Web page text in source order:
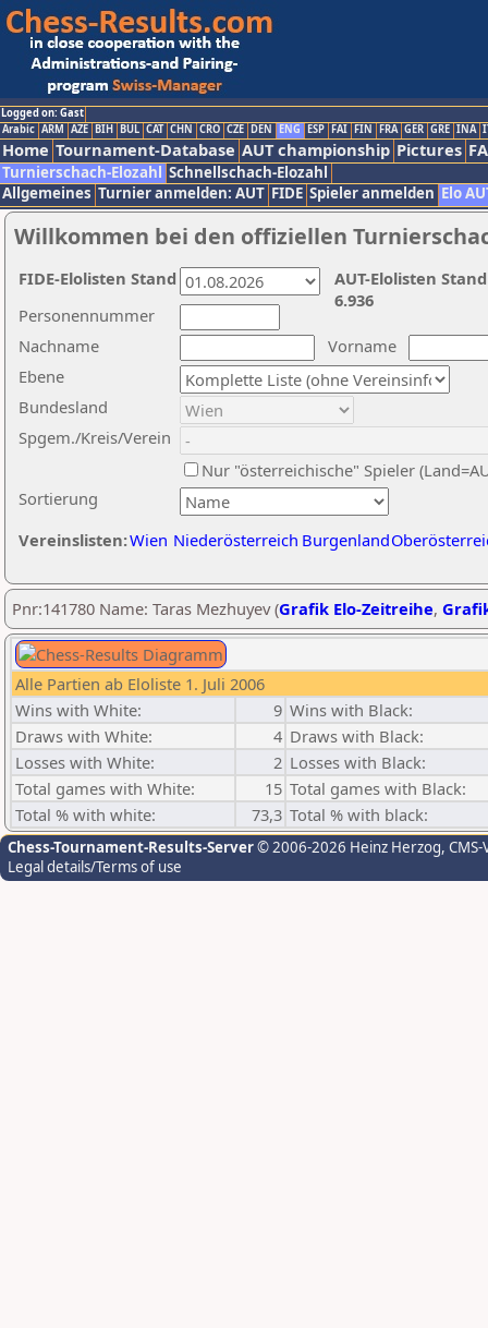
Logged on: Gast
Arabic ARM AZE BIH BUL CAT CHN CRO CZE DEN ENG ESP FAI FIN FRA GER GRE INA
Home Tournament-Database AUT championship Pictures
Turnierschach-Elozahl Schnellschach-Elozahl
Allgemeines Turnier anmelden: AUT FIDE Spieler anmelden Elo
Willkommen bei den offiziellen
Nachname
Vorname
Ebene
Sortierung
Personennummer
Bundesland
Spgem./Kreis/Verein
Nur "österreichische" Spieler
Vereinslisten:Wien Niederösterreich Burgenland
AUT-Elolisten
6.936
FIDE-Elolisten Stand
Pnr:141780 Name: Taras Mezhuyev (Grafik Elo-Zeitreihe,
Alle Partien ab Eloliste 1. Juli 2006
Wins with White:
9 Wins with Black:
Draws with White:
4 Draws with Black:
Losses with White:
2 Losses with Black:
Total games with White:
15 Total games with Black:
Total % with white:
73,3 Total % with black:
Chess-Tournament-Results-Server© 2006-2026 Heinz Herzog,
Legal details/Terms of use